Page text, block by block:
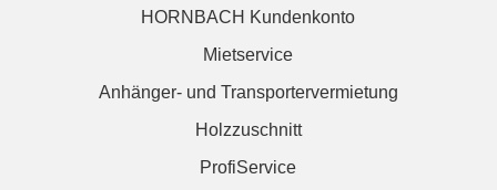
HORNBACH Kundenkonto
Mietservice
Anhänger- und Transportervermietung
Holzzuschnitt
ProfiService